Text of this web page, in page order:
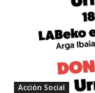
Acción Social